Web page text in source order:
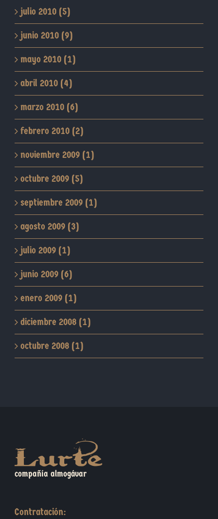
julio 2010 (5)
junio 2010 (9)
mayo 2010 (1)
abril 2010 (4)
marzo 2010 (6)
febrero 2010 (2)
noviembre 2009 (1)
octubre 2009 (5)
septiembre 2009 (1)
agosto 2009 (3)
julio 2009 (1)
junio 2009 (6)
enero 2009 (1)
diciembre 2008 (1)
octubre 2008 (1)
compañía almogávar
Contratación: